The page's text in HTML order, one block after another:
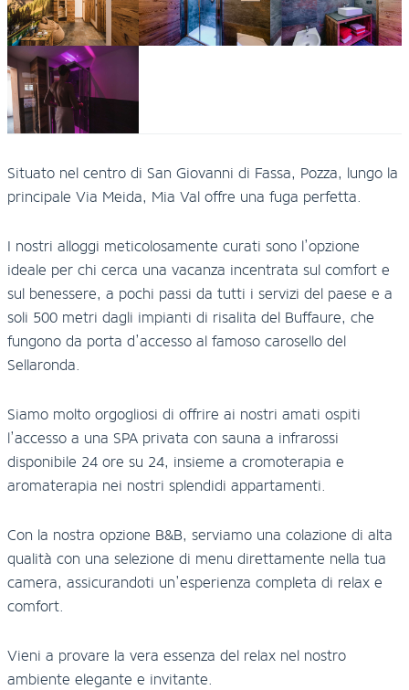
Situato nel centro di San Giovanni di Fassa, Pozza, lungo la
principale Via Meida, Mia Val offre una fuga perfetta.
I nostri alloggi meticolosamente curati sono l’opzione
ideale per chi cerca una vacanza incentrata sul comfort e
sul benessere, a pochi passi da tutti i servizi del paese e a
soli 500 metri dagli impianti di risalita del Buffaure, che
fungono da porta d’accesso al famoso carosello del
Sellaronda.
Siamo molto orgogliosi di offrire ai nostri amati ospiti
l’accesso a una SPA privata con sauna a infrarossi
disponibile 24 ore su 24, insieme a cromoterapia e
aromaterapia nei nostri splendidi appartamenti.
Con la nostra opzione B&B, serviamo una colazione di alta
qualità con una selezione di menu direttamente nella tua
camera, assicurandoti un’esperienza completa di relax e
comfort.
Vieni a provare la vera essenza del relax nel nostro
ambiente elegante e invitante.